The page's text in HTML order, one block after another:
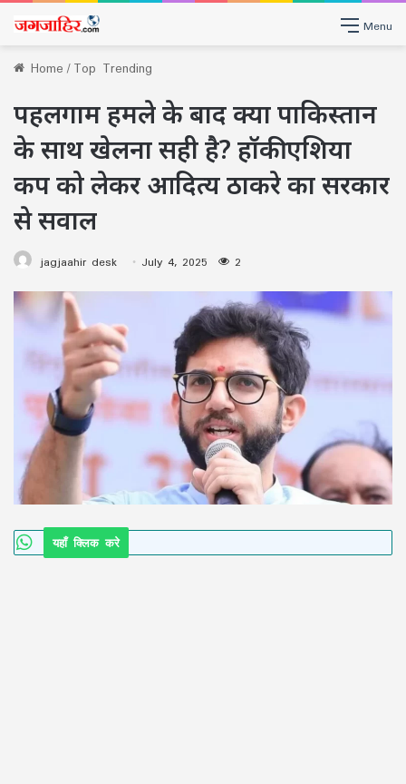
Menu
Home/Top Trending
पहलगाम हमले के बाद क्या पाकिस्तान
के साथ खेलना सही है? हॉकी एशिया
कप को लेकर आदित्य ठाकरे का सरकार
से सवाल
jagjaahir desk July 4, 2025 2
यहाँ क्लिक करे